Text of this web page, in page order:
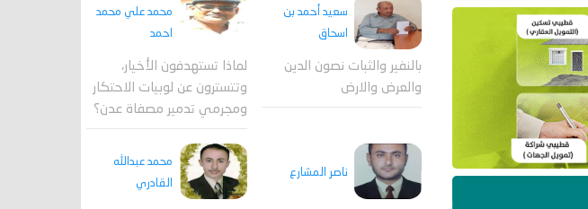
سعيد أحمد بن
اسحاق
بالنفير والثبات نصون الدين
والعرض والارض
محمد علي محمد
احمد
لماذا تستهدفون الأخيار،
وتتسترون عن لوبيات الاحتكار
ومجرمي تدمير مصفاة عدن؟
ناصر المشارع
محمد عبدالله
القادري